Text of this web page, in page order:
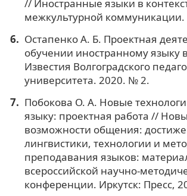
// Иностранные языки в
межкультурной
Остапенко А. Б. Проектная
обучении иностранному языку
Известия Волгоградского
университета. 2020. № 2.
Побокова О. А. Новые
языку: проектная работа //
возможности общения:
лингвистики, технологии и
преподавания языков:
всероссийской научно-
конференции. Иркутск: Пресс,